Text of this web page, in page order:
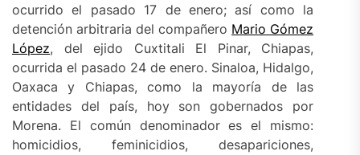
ocurrido el pasado 17 de enero; así como la
detención arbitraria del compañero Mario Gómez
López, del ejido Cuxtitali El Pinar, Chiapas,
ocurrida el pasado 24 de enero. Sinaloa, Hidalgo,
Oaxaca y Chiapas, como la mayoría de las
entidades del país, hoy son gobernados por
Morena. El común denominador es el mismo:
homicidios, feminicidios, desapariciones,